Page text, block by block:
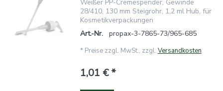
Weißer PP-Cremespender, Gewinde
28/410, 130 mm Steigrohr, 1,2 ml Hub, für
Kosmetikverpackungen
Art.-Nr.
propax-3-7865-73/965-685
* Preise zzgl. MwSt., zzgl. Versandkosten
1,01 € *